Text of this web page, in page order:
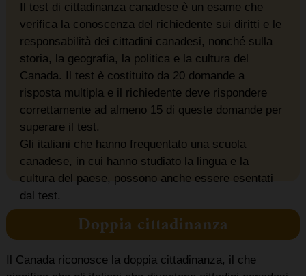
Il test di cittadinanza canadese è un esame che
verifica la conoscenza del richiedente sui diritti e le
responsabilità dei cittadini canadesi, nonché sulla
storia, la geografia, la politica e la cultura del
Canada. Il test è costituito da 20 domande a
risposta multipla e il richiedente deve rispondere
correttamente ad almeno 15 di queste domande per
superare il test.
Gli italiani che hanno frequentato una scuola
canadese, in cui hanno studiato la lingua e la
cultura del paese, possono anche essere esentati
dal test.
Doppia cittadinanza
Il Canada riconosce la doppia cittadinanza, il che